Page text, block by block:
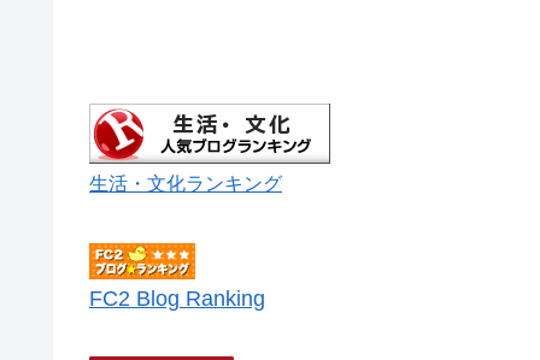
生活・文化ランキング
FC2 Blog Ranking